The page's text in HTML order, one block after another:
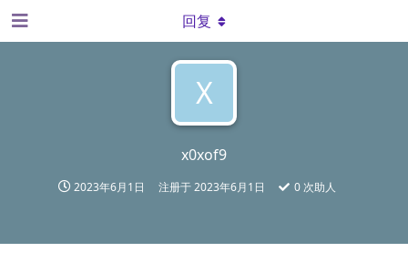
X
x0xof9
2023年6月1日 注册于2023年6月1日 0 次助人
回复